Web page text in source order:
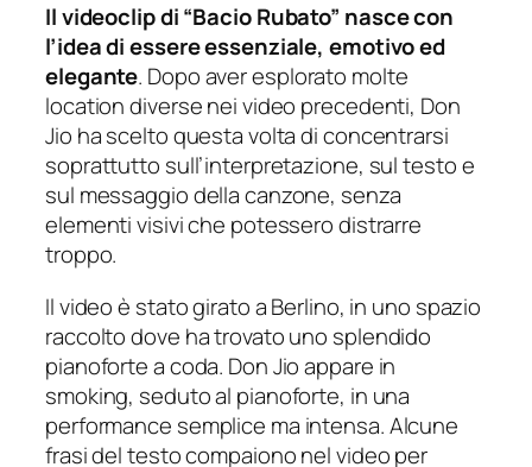
Il videoclip di“Bacio Rubato” nasce con
l’idea di essere essenziale, emotivo ed
elegante. Dopo aver esplorato molte
location diverse nei video precedenti, Don
Jio ha scelto questa volta di concentrarsi
soprattutto sull’interpretazione, sul testo e
sul messaggio della canzone, senza
elementi visivi che potessero distrarre
troppo.
Il video è stato girato a Berlino, in uno spazio
raccolto dove ha trovato uno splendido
pianoforte a coda. Don Jio appare in
smoking, seduto al pianoforte, in una
performance semplice ma intensa. Alcune
frasi del testo compaiono nel video per